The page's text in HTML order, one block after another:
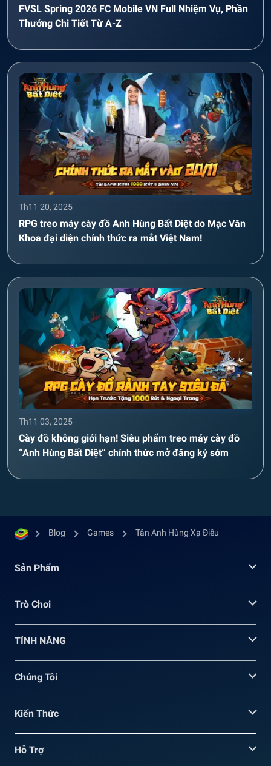
FVSL Spring 2026 FC Mobile VN Full Nhiệm Vụ, Phần
Thưởng Chi Tiết Từ A-Z
Th11 20, 2025
RPG treo máy cày đồ Anh Hùng Bất Diệt do Mạc Văn
Khoa đại diện chính thức ra mắt Việt Nam!
Th11 03, 2025
Cày đồ không giới hạn! Siêu phẩm treo máy cày đồ
“Anh Hùng Bất Diệt” chính thức mở đăng ký sớm
Blog Games Tân Anh Hùng Xạ Điêu
Sản Phẩm
Trò Chơi
TÍNH NĂNG
Chúng Tôi
Kiến Thức
Hỗ Trợ